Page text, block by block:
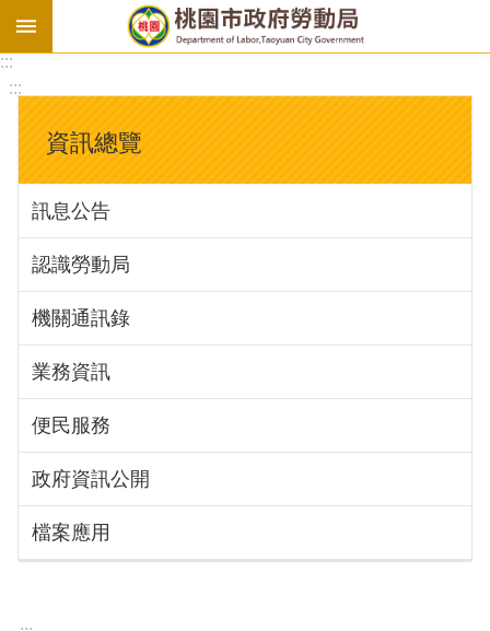
基
法
勞
資
會
庇
護
工
場
進
訊
息
公
:::
:::
資訊總覽
訊息公告
認識勞動局
機關通訊錄
業務資訊
便民服務
政府資訊公開
檔案應用